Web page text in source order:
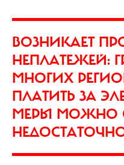
ВОЗНИКАЕТ
НЕПЛАТЕЖЕЙ:
МНОГИХ
ПЛАТИТЬ ЗА
МЕРЫ МОЖНО